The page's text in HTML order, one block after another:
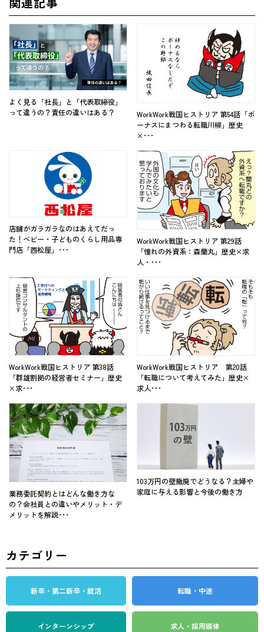
よく見る「社長」と「代表取締役」
って違うの？責任の違いはある？
WorkWork戦国ヒストリア 第54話「ボ
ーナスにまつわる転職川柳」歴史
×･･･
店舗がガラガラなのはあえてだっ
た！ベビー・子どものくらし用品専
門店「西松屋」･･･
WorkWork戦国ヒストリア 第29話
「憧れの外資系：森蘭丸」歴史×求
人・･･･
WorkWork戦国ヒストリア 第38話
「群雄割拠の経営者セミナー」歴史
×求･･･
WorkWork戦国ヒストリア 第20話
「転職について考えてみた」歴史×
求人･･･
業務委託契約とはどんな働き方な
の？会社員との違いやメリット・デ
メリットを解説･･･
103万円の壁撤廃でどうなる？主婦や
家庭に与える影響と今後の働き方
カテゴリー
新卒・第二新卒・就活 転職・中途
インターンシップ 求人・採用媒体